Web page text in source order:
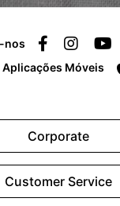
nos
Aplicações Móveis
Corporate
Customer Service